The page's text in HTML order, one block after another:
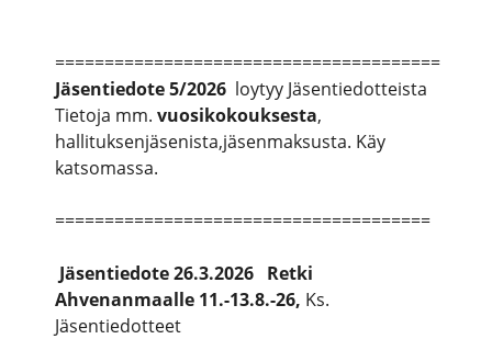
=======================================
Jäsentiedote5/2026 loytyy Jäsentiedotteista
Tietoja mm. vuosikokouksesta,
hallituksenjäsenista,jäsenmaksusta. Käy
katsomassa.
======================================
Jäsentiedote 26.3.2026 Retki
Ahvenanmaalle 11.-13.8.-26, Ks.
Jäsentiedotteet